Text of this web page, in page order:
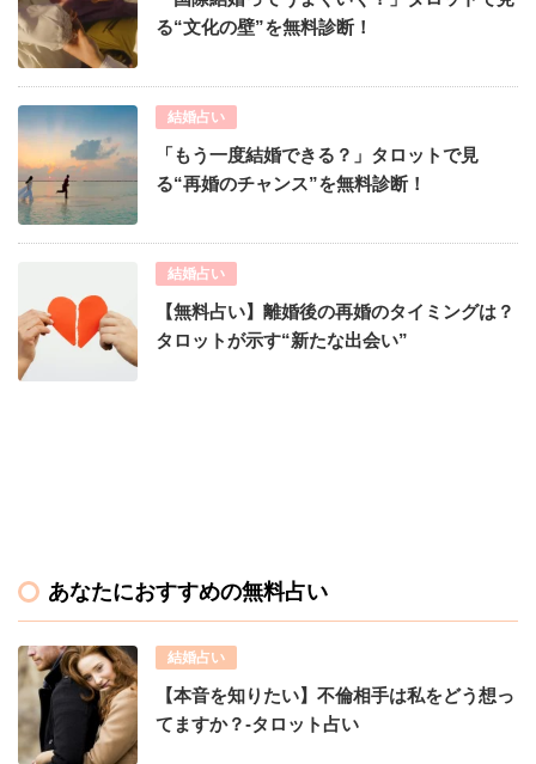
る“文化の壁”を無料診断！
結婚占い
「もう一度結婚できる？」タロットで見
る“再婚のチャンス”を無料診断！
結婚占い
【無料占い】離婚後の再婚のタイミングは？
タロットが示す“新たな出会い”
あなたにおすすめの無料占い
結婚占い
【本音を知りたい】不倫相手は私をどう想っ
てますか？-タロット占い